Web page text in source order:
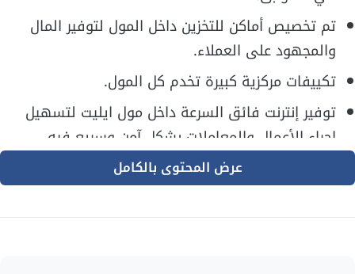
تم تخصيص أماكن للتخزين داخل المول لتوفير المال
والمجهود على العملاء.
تكييفات مركزية كبيرة تخدم كل المول.
توفير إنترنت فائق السرعة داخل مول ايليت لتسهيل
إجراء الأعمال والمعاملات بشكل آمن وسريع فيه.
مولدات كهربائية للعمل بشكل آلي عند انقطاع التيار
الكهربائي فجأة في المول لضمان استمرار العمل فيه
عرض المحتوى بالكامل